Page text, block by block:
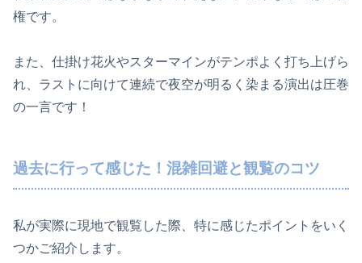
権です。
また、仕掛け花火やスターマインがテンポよく打ち上げら
れ、ラストに向けて連続で夜空が明るく染まる演出は圧巻
の一言です！
過去に行って感じた！混雑回避と観覧のコツ
私が実際に現地で観覧した際、特に感じたポイントをいく
つかご紹介します。